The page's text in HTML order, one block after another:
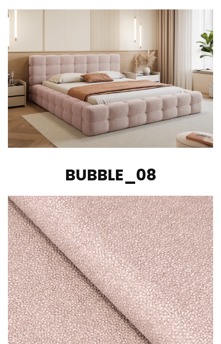
BUBBLE_08